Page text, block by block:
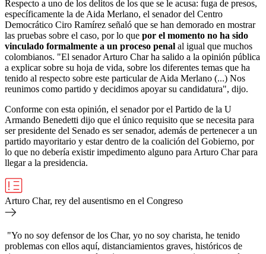
Respecto a uno de los delitos de los que se le acusa: fuga de presos,
específicamente la de Aida Merlano, el senador del Centro
Democrático Ciro Ramírez señaló que se han demorado en mostrar
las pruebas sobre el caso, por lo que por el momento no ha sido
vinculado formalmente a un proceso penal al igual que muchos
colombianos. "El senador Arturo Char ha salido a la opinión pública
a explicar sobre su hoja de vida, sobre los diferentes temas que ha
tenido al respecto sobre este particular de Aida Merlano (...) Nos
reunimos como partido y decidimos apoyar su candidatura", dijo.
Conforme con esta opinión, el senador por el Partido de la U
Armando Benedetti dijo que el único requisito que se necesita para
ser presidente del Senado es ser senador, además de pertenecer a un
partido mayoritario y estar dentro de la coalición del Gobierno, por
lo que no debería existir impedimento alguno para Arturo Char para
llegar a la presidencia.
Arturo Char, rey del ausentismo en el Congreso
"Yo no soy defensor de los Char, yo no soy charista, he tenido
problemas con ellos aquí, distanciamientos graves, históricos de